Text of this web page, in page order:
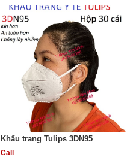
Khẩu trang Tulips 3DN95
Call